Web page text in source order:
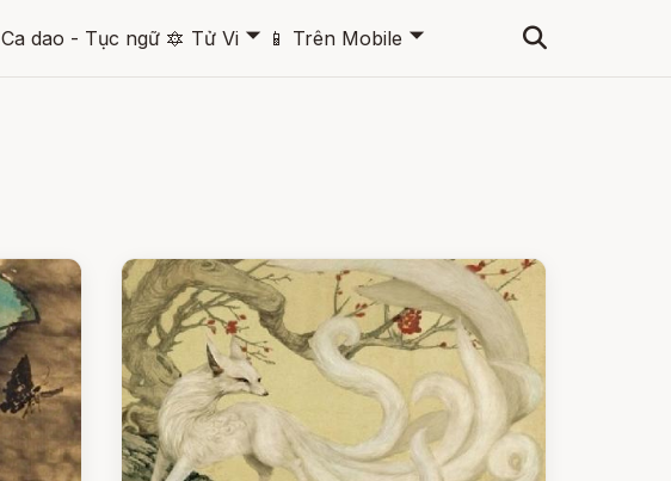
Ca dao - Tục ngữ 🔯 Tử Vi 🞃 📱 Trên Mobile 🞃